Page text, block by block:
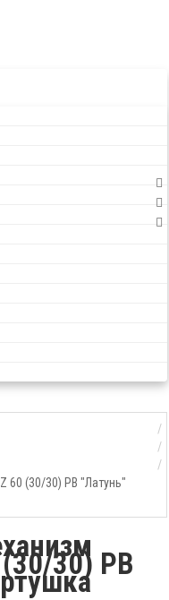
60 (30/30) PB "Латунь"
30) PB